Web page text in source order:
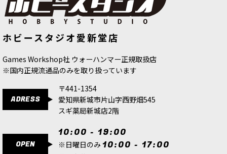
[マゴットキン・オヴ・ナーグル] “蛭の王”フェス
13,400 円(税込)
用途タグ： #2000pt向け／#リーダーユニット／#
塗装向き 想定される役割（ポイント） マゴットキ
備えた指揮官を追加 …
[マゴットキン・オヴ・ナーグル] ロットソード
ただいま売り切れ中
トゥス・サボチュア[ 51-68]
オヴ・コーン（日本語版）
ホビースタジオ愛新堂店
Games Workshop社 ウォーハンマー正規取扱店
※国内正規流通品のみを取り扱っています
ADRESS
〒441-1354
愛知県新城市片山字西野畑545
スギ薬局新城店2階
OPEN
10:00 - 19:00
※日曜日のみ 10:00 - 17:00